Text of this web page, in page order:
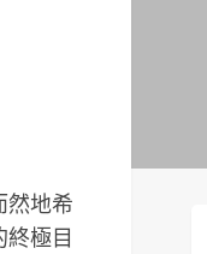
然地希
極目